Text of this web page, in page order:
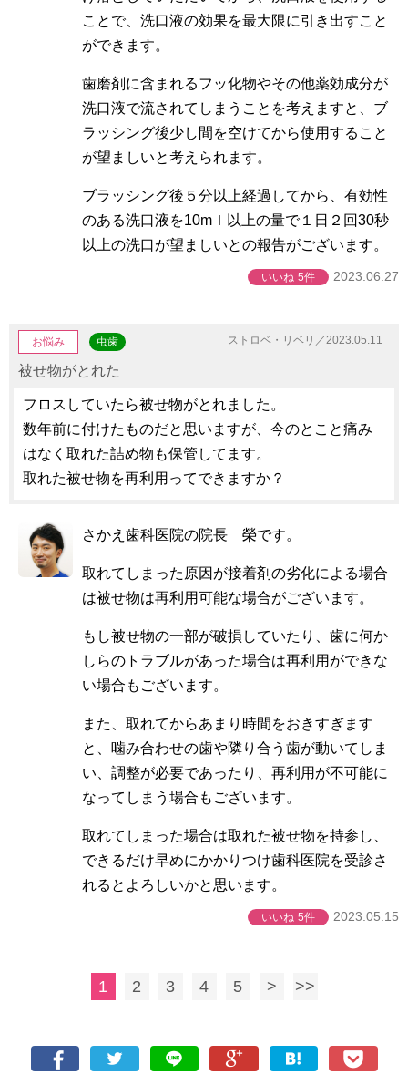
ことで、洗口液の効果を最大限に引き出すこと
ができます。
歯磨剤に含まれるフッ化物やその他薬効成分が
洗口液で流されてしまうことを考えますと、ブ
ラッシング後少し間を空けてから使用すること
が望ましいと考えられます。
ブラッシング後５分以上経過してから、有効性
のある洗口液を10mｌ以上の量で１日２回30秒
以上の洗口が望ましいとの報告がございます。
いいね 5件 2023.06.27
ストロベ・リベリ／2023.05.11
お悩み 虫歯
被せ物がとれた
フロスしていたら被せ物がとれました。
数年前に付けたものだと思いますが、今のとこと痛み
はなく取れた詰め物も保管してます。
取れた被せ物を再利用ってできますか？
さかえ歯科医院の院長 榮です。
取れてしまった原因が接着剤の劣化による場合
は被せ物は再利用可能な場合がございます。
もし被せ物の一部が破損していたり、歯に何か
しらのトラブルがあった場合は再利用ができな
い場合もございます。
また、取れてからあまり時間をおきすぎます
と、噛み合わせの歯や隣り合う歯が動いてしま
い、調整が必要であったり、再利用が不可能に
なってしまう場合もございます。
取れてしまった場合は取れた被せ物を持参し、
できるだけ早めにかかりつけ歯科医院を受診さ
れるとよろしいかと思います。
いいね 5件 2023.05.15
1 2 3 4 5 > >>